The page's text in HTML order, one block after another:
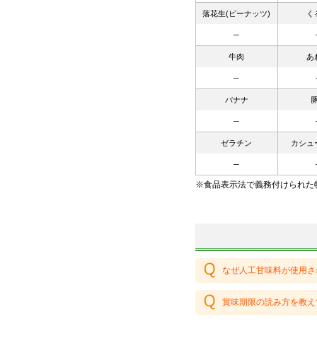
落花生(ピーナッツ) く
─
牛肉 あ
─
バナナ
─
ゼラチン カシュ
─
※食品表示法で義務付けられた
なぜ人工甘味料が使用
賞味期限の読み方を教